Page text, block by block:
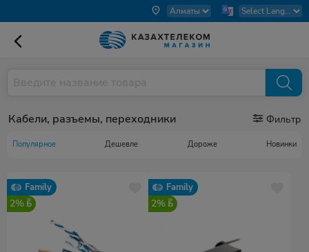
Кабели, разъемы, переходники Фильтр
Популярное Дешевле Дороже Новинки
Family
2%
Family
2%